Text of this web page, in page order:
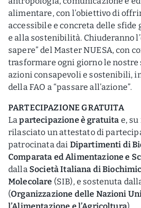
alimentare, con l’obiettivo di
accessibile e concreta delle sfide
e alla sostenibilità. Chiuderanno
sapere” del Master NUESA, con
trasformare ogni giorno le
azioni consapevoli e sostenibili,
della FAO a “passare all’azione”.
PARTECIPAZIONE GRATUITA
Lapartecipazione è gratuita e,
rilasciato un attestato di
patrocinata dai Dipartimenti di
Comparata ed Alimentazione e
dalla Società Italiana di
Molecolare (SIB), e sostenuta
(Organizzazione delle Nazioni
l’Alimentazione e l’Agricoltura).